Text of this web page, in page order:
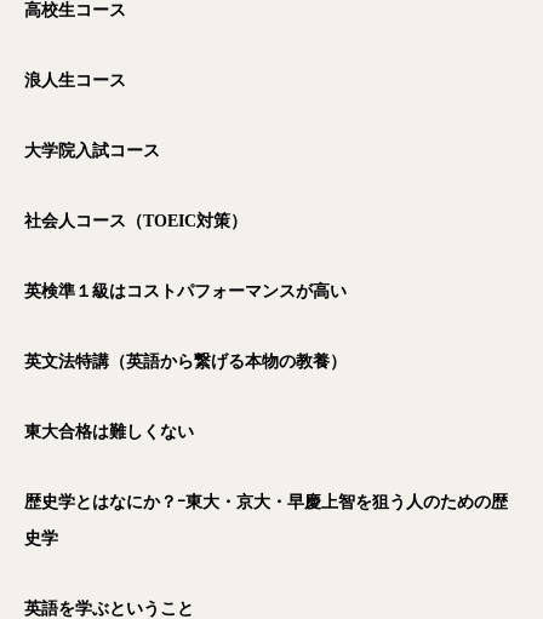
高校生コース
浪人生コース
大学院入試コース
社会人コース（TOEIC対策）
英検準１級はコストパフォーマンスが高い
英文法特講（英語から繋げる本物の教養）
東大合格は難しくない
歴史学とはなにか？ｰ東大・京大・早慶上智を狙う人のための歴
史学
英語を学ぶということ